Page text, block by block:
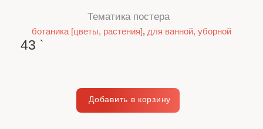
Тематика постера
ботаника [цветы, растения], для ванной, уборной
43 `